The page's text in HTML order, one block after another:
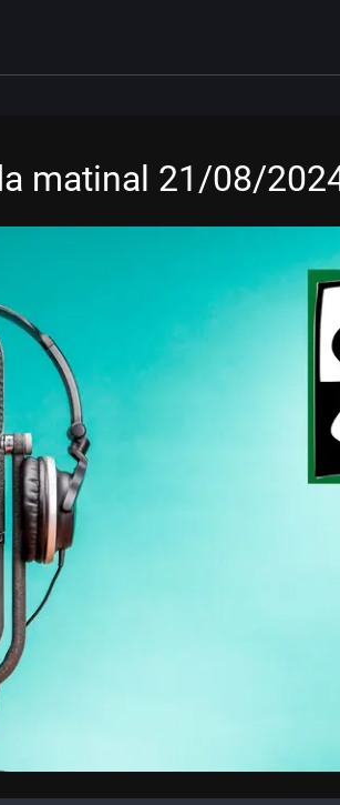
matinal 21/08/